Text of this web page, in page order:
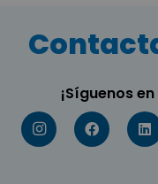
¡Síguenos